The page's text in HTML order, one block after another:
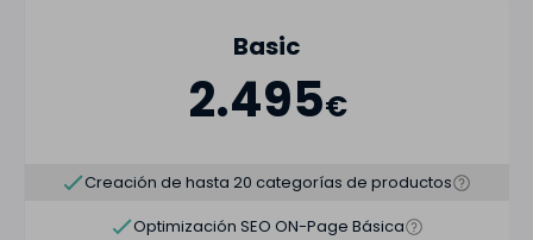
Basic
2.495€
Creación de hasta 20 categorías de productos
Optimización SEO ON-Page Básica